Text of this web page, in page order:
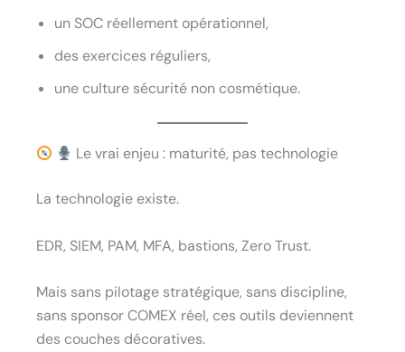
un SOC réellement opérationnel,
des exercices réguliers,
une culture sécurité non cosmétique.
Le vrai enjeu : maturité, pas technologie
La technologie existe.
EDR, SIEM, PAM, MFA, bastions, Zero Trust.
Mais sans pilotage stratégique, sans discipline,
sans sponsor COMEX réel, ces outils deviennent
des couches décoratives.